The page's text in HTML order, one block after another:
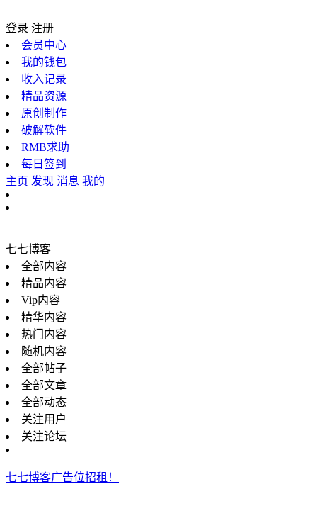
登录 注册
会员中心
我的钱包
收入记录
精品资源
原创制作
破解软件
RMB求助
每日签到
主页 发现 消息 我的
七七博客
全部内容
精品内容
Vip内容
精华内容
热门内容
随机内容
全部帖子
全部文章
全部动态
关注用户
关注论坛
七七博客广告位招租！